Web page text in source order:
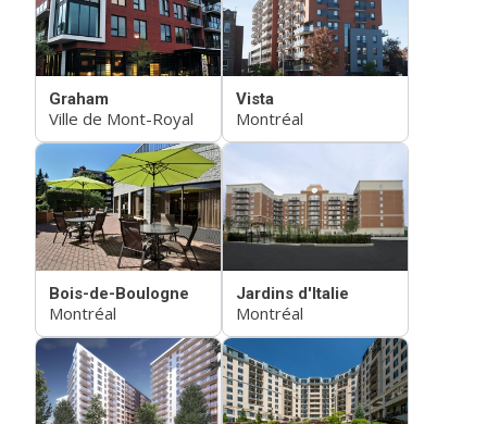
Graham
Ville de Mont-Royal
Vista
Montréal
Bois-de-Boulogne
Montréal
Jardins d'Italie
Montréal